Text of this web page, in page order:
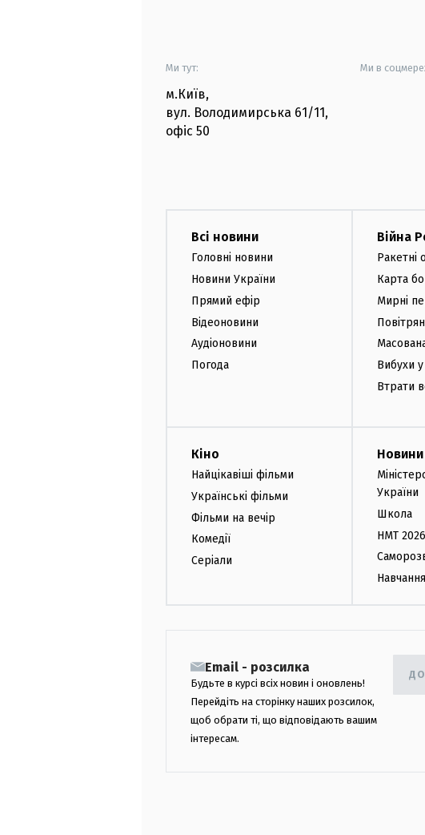
Ми тут:
м.Київ,
вул. Володимирська 61/11,
офіс 50
Ми в
Всі новини
Головні новини
Новини України
Прямий ефір
Відеоновини
Аудіоновини
Погода
Війна
Ракетні
Карта
Мирні
Вибухи у
Втрати
Кіно
Найцікавіші фільми
Українські фільми
Фільми на вечір
Комедії
Серіали
Новини
України
Школа
НМТ 2026
Email - розсилка
Будьте в курсі всіх новин і оновлень!
Перейдіть на сторінку наших розсилок,
щоб обрати ті, що відповідають вашим
інтересам.